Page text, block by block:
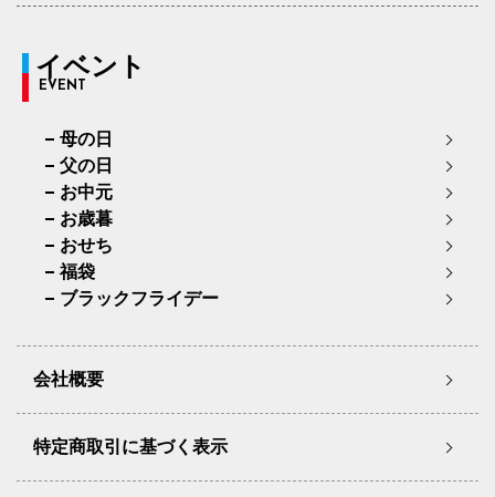
イベント
EVENT
母の日
父の日
お中元
お歳暮
おせち
福袋
ブラックフライデー
会社概要
特定商取引に基づく表示